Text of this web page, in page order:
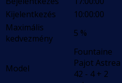
Kijelentkezés
10:00:00
Maximális
kedvezmény
5 %
Model
Fountaine
Pajot Astrea
42 - 4 + 2